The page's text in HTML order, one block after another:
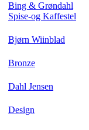
Bing & Grøndahl
Spise-og Kaffestel
Bjørn Wiinblad
Bronze
Dahl Jensen
Design